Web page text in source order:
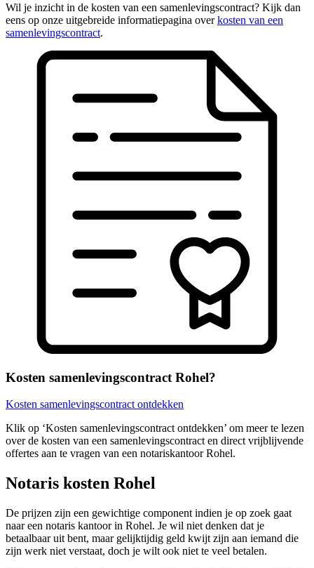
Wil je inzicht in de kosten van een samenlevingscontract? Kijk dan
eens op onze uitgebreide informatiepagina overkosten van een
samenlevingscontract.
Kosten samenlevingscontract Rohel?
Kosten samenlevingscontract ontdekken
Klik op ‘Kosten samenlevingscontract ontdekken’ om meer te lezen
over de kosten van een samenlevingscontract en direct vrijblijvende
offertes aan te vragen van een notariskantoor Rohel.
Notaris kosten Rohel
De prijzen zijn een gewichtige component indien je op zoek gaat
naar een notaris kantoor in Rohel. Je wil niet denken dat je
betaalbaar uit bent, maar gelijktijdig geld kwijt zijn aan iemand die
zijn werk niet verstaat, doch je wilt ook niet te veel betalen.